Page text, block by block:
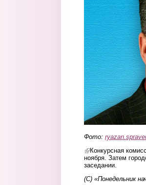
Фото:
(link is external)
Конкурсная
ноября. Затем
заседании.
(С) «Понедельник